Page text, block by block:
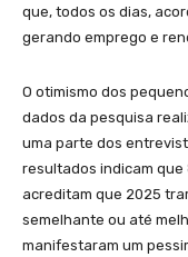
que, todos os dias,
gerando emprego e
O otimismo dos
dados da pesquisa
uma parte dos
resultados indicam
acreditam que 2025
semelhante ou até
manifestaram um